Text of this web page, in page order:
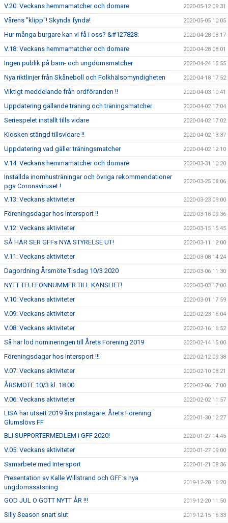
V.20: Veckans hemmamatcher och domare 2020-05-12 09:31
Vårens "klipp"! Skynda fynda! 2020-05-05 10:05
Hur många burgare kan vi få i oss? &#127828; 2020-04-28 08:17
V.18: Veckans hemmamatcher och domare 2020-04-28 08:01
Ingen publik på barn- och ungdomsmatcher 2020-04-24 15:55
Nya riktlinjer från Skåneboll och Folkhälsomyndigheten 2020-04-18 17:52
Viktigt meddelande från ordföranden !! 2020-04-03 10:41
Uppdatering gällande träning och träningsmatcher 2020-04-02 17:04
Seriespelet inställt tills vidare 2020-04-02 17:02
Kiosken stängd tillsvidare !! 2020-04-02 13:37
Uppdatering vad gäller träningsmatcher 2020-04-02 12:10
V.14: Veckans hemmamatcher och domare 2020-03-31 10:20
Inställda inomhusträningar och övriga rekommendationer
pga Coronaviruset !
2020-03-25 08:06
V.13: Veckans aktiviteter 2020-03-23 09:00
Föreningsdagar hos Intersport !! 2020-03-18 09:36
V.12: Veckans aktiviteter 2020-03-15 15:45
SÅ HÄR SER GFFs NYA STYRELSE UT! 2020-03-11 12:00
V.11: Veckans aktiviteter 2020-03-08 14:24
Dagordning Årsmöte Tisdag 10/3 2020 2020-03-06 11:30
NYTT TELEFONNUMMER TILL KANSLIET! 2020-03-03 17:00
V.10: Veckans aktiviteter 2020-03-01 17:59
V.09: Veckans aktiviteter 2020-02-23 16:04
V.08: Veckans aktiviteter 2020-02-16 16:52
Så här löd nomineringen till Årets Förening 2019 2020-02-14 15:00
Föreningsdagar hos Intersport !!! 2020-02-12 09:38
V.07: Veckans aktiviteter 2020-02-10 08:21
ÅRSMÖTE 10/3 kl. 18.00 2020-02-06 17:00
V.06: Veckans aktiviteter 2020-02-02 11:57
LISA har utsett 2019 års pristagare: Årets Förening:
Glumslövs FF
2020-01-30 12:27
BLI SUPPORTERMEDLEM i GFF 2020! 2020-01-27 14:45
V.05: Veckans aktiviteter 2020-01-27 09:00
Samarbete med Intersport 2020-01-21 08:36
Presentation av Kalle Willstrand och GFF:s nya
ungdomssatsning
2019-12-28 16:20
GOD JUL O GOTT NYTT ÅR !!! 2019-12-20 11:50
Silly Season snart slut 2019-12-15 16:33